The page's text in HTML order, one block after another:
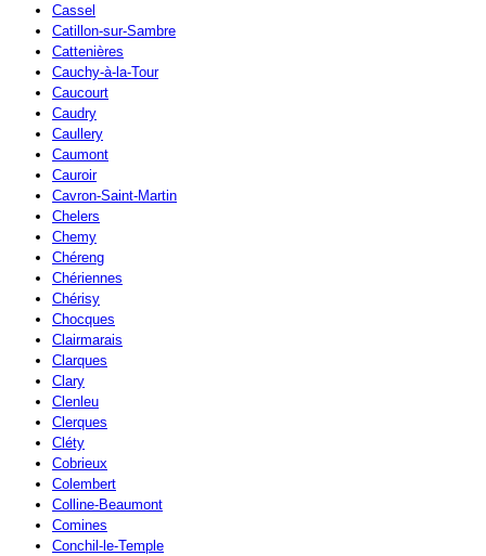
Cassel
Catillon-sur-Sambre
Cattenières
Cauchy-à-la-Tour
Caucourt
Caudry
Caullery
Caumont
Cauroir
Cavron-Saint-Martin
Chelers
Chemy
Chéreng
Chériennes
Chérisy
Chocques
Clairmarais
Clarques
Clary
Clenleu
Clerques
Cléty
Cobrieux
Colembert
Colline-Beaumont
Comines
Conchil-le-Temple